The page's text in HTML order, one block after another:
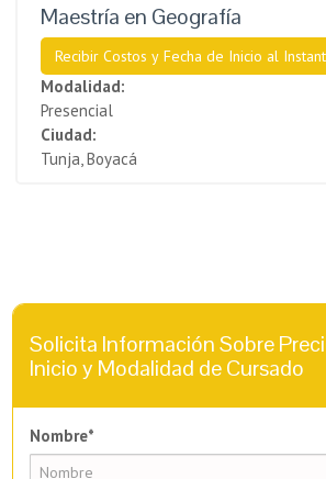
Maestría en Geografía
Recibir Costos y Fecha de Inicio al
Modalidad:
Presencial
Ciudad:
Tunja, Boyacá
Solicita Información Sobre
Inicio y Modalidad de Cursado
Nombre*